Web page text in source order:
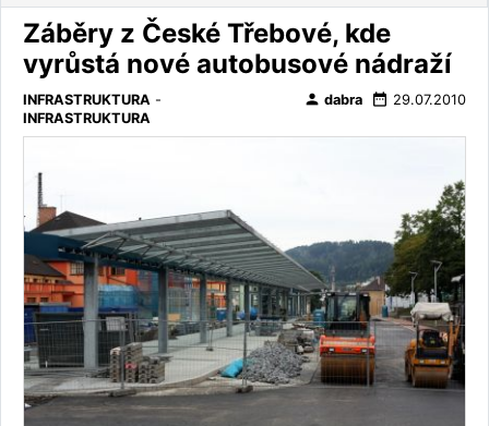
Záběry z České Třebové, kde
vyrůstá nové autobusové nádraží
INFRASTRUKTURA -
INFRASTRUKTURA
person dabra date_range 29.07.2010